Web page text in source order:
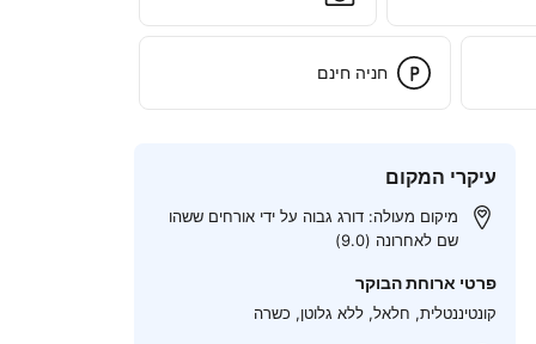
חניה חינם
עיקרי המקום
מיקום מעולה: דורג גבוה על ידי אורחים ששהו
שם לאחרונה (9.0)
פרטי ארוחת הבוקר
קונטיננטלית, חלאל, ללא גלוטן, כשרה